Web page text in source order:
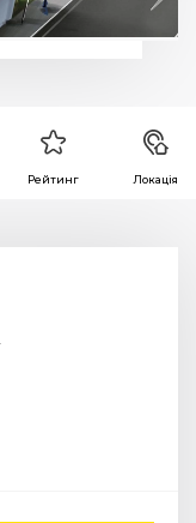
Рейтинг Локація